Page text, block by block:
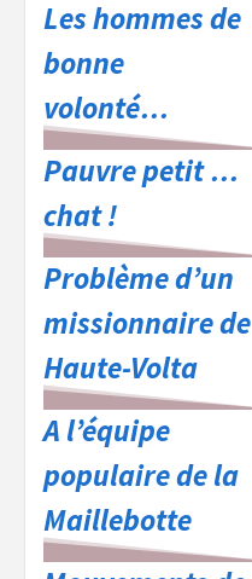
Les hommes de
bonne
volonté…
Pauvre petit …
chat !
Problème d’un
missionnaire de
Haute-Volta
A l’équipe
populaire de la
Maillebotte